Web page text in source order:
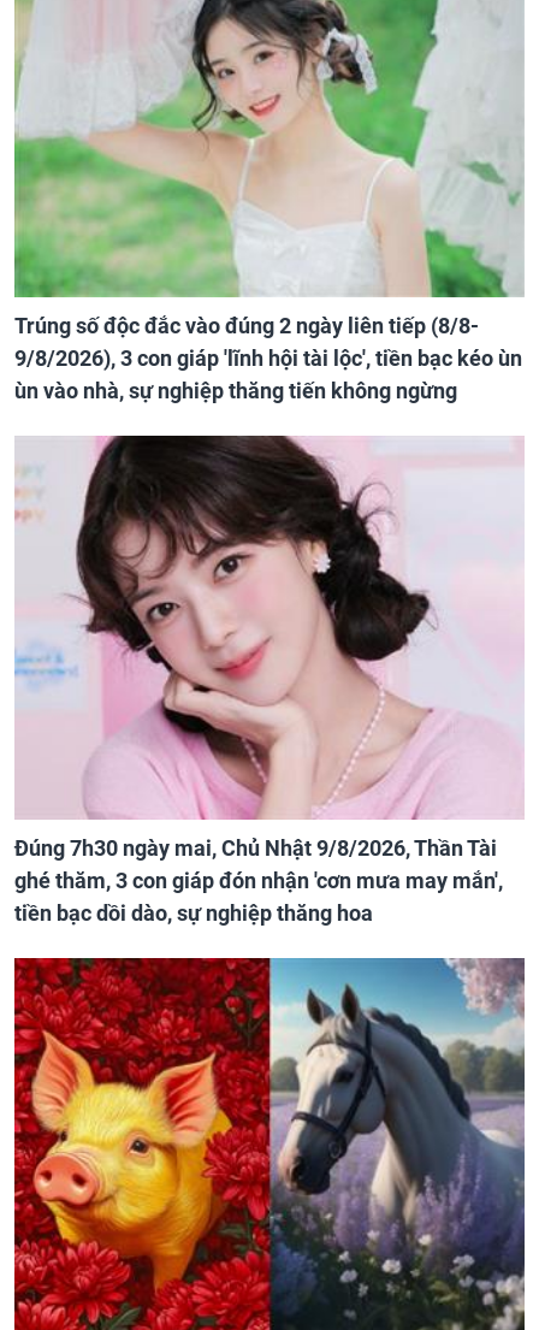
Trúng số độc đắc vào đúng 2 ngày liên tiếp (8/8-
9/8/2026), 3 con giáp 'lĩnh hội tài lộc', tiền bạc kéo ùn
ùn vào nhà, sự nghiệp thăng tiến không ngừng
Đúng 7h30 ngày mai, Chủ Nhật 9/8/2026, Thần Tài
ghé thăm, 3 con giáp đón nhận 'cơn mưa may mắn',
tiền bạc dồi dào, sự nghiệp thăng hoa